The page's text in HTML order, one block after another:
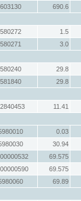
603130
690.6
580272
1.5
580271
3.0
580240
29.8
581840
29.8
11.41
0.03
30.94
69.575
69.575
69.89